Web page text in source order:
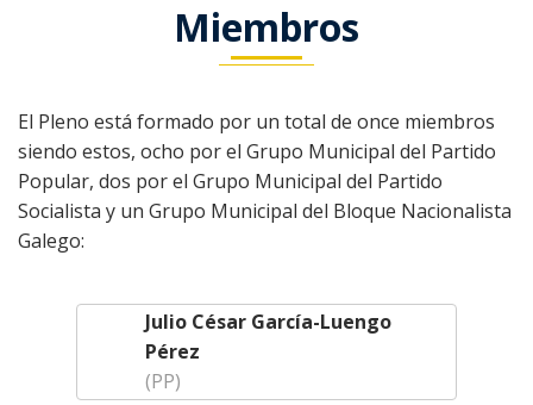
Miembros
El Pleno está formado por un total de once miembros
siendo estos, ocho por el Grupo Municipal del Partido
Popular, dos por el Grupo Municipal del Partido
Socialista y un Grupo Municipal del Bloque Nacionalista
Galego:
Julio César García-Luengo
Pérez
(PP)